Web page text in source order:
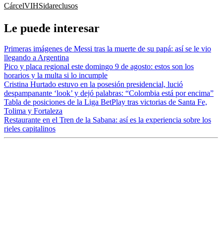
CárcelVIHSidareclusos
Le puede interesar
Primeras imágenes de Messi tras la muerte de su papá: así se le vio
llegando a Argentina
Pico y placa regional este domingo 9 de agosto: estos son los
horarios y la multa si lo incumple
Cristina Hurtado estuvo en la posesión presidencial, lució
despampanante ‘look’ y dejó palabras: “Colombia está por encima”
Tabla de posiciones de la Liga BetPlay tras victorias de Santa Fe,
Tolima y Fortaleza
Restaurante en el Tren de la Sabana: así es la experiencia sobre los
rieles capitalinos